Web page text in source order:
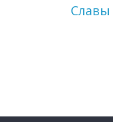
Славы